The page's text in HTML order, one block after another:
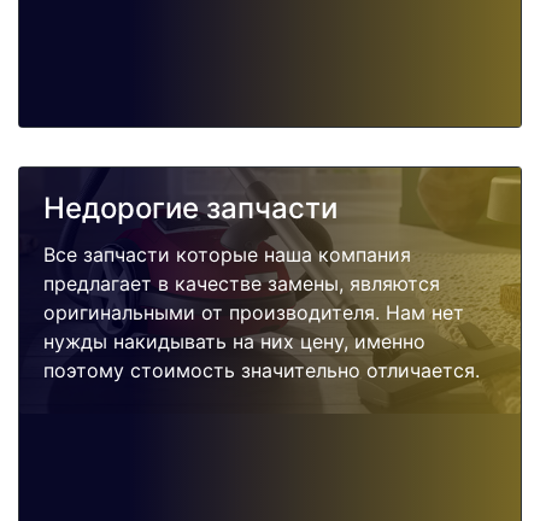
Недорогие запчасти
Все запчасти которые наша компания
предлагает в качестве замены, являются
оригинальными от производителя. Нам нет
нужды накидывать на них цену, именно
поэтому стоимость значительно отличается.